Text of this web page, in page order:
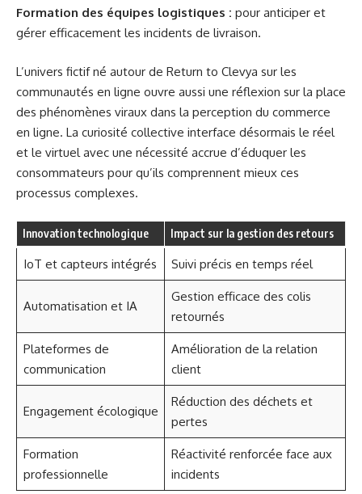
Formation des équipes logistiques : pour anticiper et
gérer efficacement les incidents de livraison.
L’univers fictif né autour de Return to Clevya sur les
communautés en ligne ouvre aussi une réflexion sur la place
des phénomènes viraux dans la perception du commerce
en ligne. La curiosité collective interface désormais le réel
et le virtuel avec une nécessité accrue d’éduquer les
consommateurs pour qu’ils comprennent mieux ces
processus complexes.
Innovation technologique Impact sur la gestion des retours
IoT et capteurs intégrés Suivi précis en temps réel
Automatisation et IA
Gestion efficace des colis
retournés
Plateformes de
communication
Amélioration de la relation
client
Engagement écologique
Réduction des déchets et
pertes
Formation
professionnelle
Réactivité renforcée face aux
incidents